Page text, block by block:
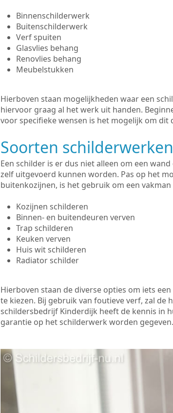
Binnenschilderwerk
Buitenschilderwerk
Verf spuiten
Glasvlies behang
Renovlies behang
Meubelstukken
Hierboven staan mogelijkheden waar een
hiervoor graag al het werk uit handen.
voor specifieke wensen is het mogelijk om dit
Soorten schilderwerken
Een schilder is er dus niet alleen om een
zelf uitgevoerd kunnen worden. Pas op het
buitenkozijnen, is het gebruik om een vakman
Kozijnen schilderen
Binnen- en buitendeuren verven
Trap schilderen
Keuken verven
Huis wit schilderen
Radiator schilder
Hierboven staan de diverse opties om iets
te kiezen. Bij gebruik van foutieve verf, zal de
schildersbedrijf Kinderdijk heeft de kennis in
garantie op het schilderwerk worden gegeven.